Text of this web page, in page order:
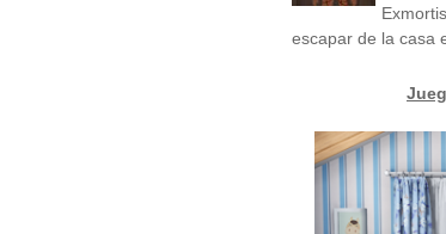
escapar de la casa